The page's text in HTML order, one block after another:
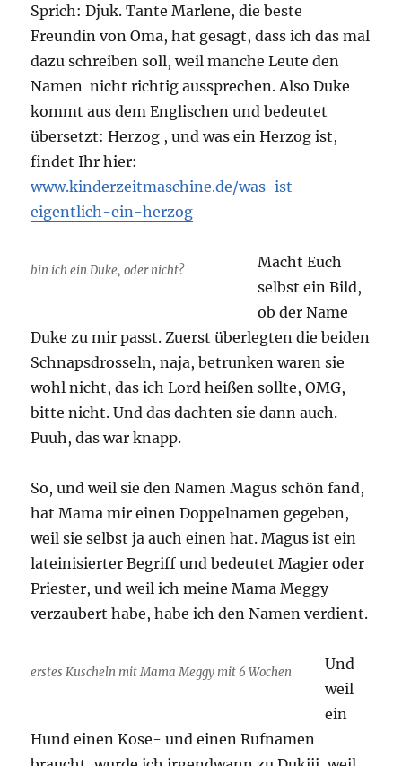
Sprich: Djuk. Tante Marlene, die beste
Freundin von Oma, hat gesagt, dass ich das mal
dazu schreiben soll, weil manche Leute den
Namen nicht richtig aussprechen. Also Duke
kommt aus dem Englischen und bedeutet
übersetzt: Herzog , und was ein Herzog ist,
findet Ihr hier:
www.kinderzeitmaschine.de/was-ist-
eigentlich-ein-herzog
bin ich ein Duke, oder nicht?
Macht Euch
selbst ein Bild,
ob der Name
Duke zu mir passt. Zuerst überlegten die beiden
Schnapsdrosseln, naja, betrunken waren sie
wohl nicht, das ich Lord heißen sollte, OMG,
bitte nicht. Und das dachten sie dann auch.
Puuh, das war knapp.
So, und weil sie den Namen Magus schön fand,
hat Mama mir einen Doppelnamen gegeben,
weil sie selbst ja auch einen hat. Magus ist ein
lateinisierter Begriff und bedeutet Magier oder
Priester, und weil ich meine Mama Meggy
verzaubert habe, habe ich den Namen verdient.
erstes Kuscheln mit Mama Meggy mit 6 Wochen
Und
weil
ein
Hund einen Kose- und einen Rufnamen